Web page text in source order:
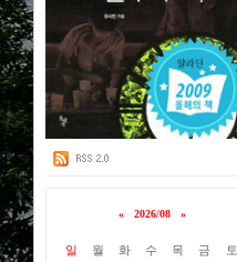
« 2026/08 »
일 월 화 수 목 금 토